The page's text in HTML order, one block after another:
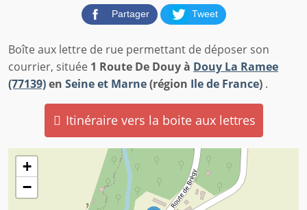
Partager Tweet
Boîte aux lettre de rue permettant de déposer son
courrier, située 1 Route De Douy à Douy La Ramee
(77139)en Seine et Marne(région Ile de France) .
Itinéraire vers la boite aux lettres
+
−